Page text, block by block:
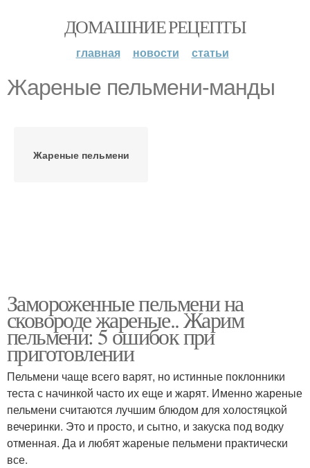
ДОМАШНИЕ РЕЦЕПТЫ
главная новости статьи
Жареные пельмени-манды
Жареные пельмени
Замороженные пельмени на
сковороде жареные.. Жарим
пельмени: 5 ошибок при
приготовлении
Пельмени чаще всего варят, но истинные поклонники
теста с начинкой часто их еще и жарят. Именно жареные
пельмени считаются лучшим блюдом для холостяцкой
вечеринки. Это и просто, и сытно, и закуска под водку
отменная. Да и любят жареные пельмени практически
все.